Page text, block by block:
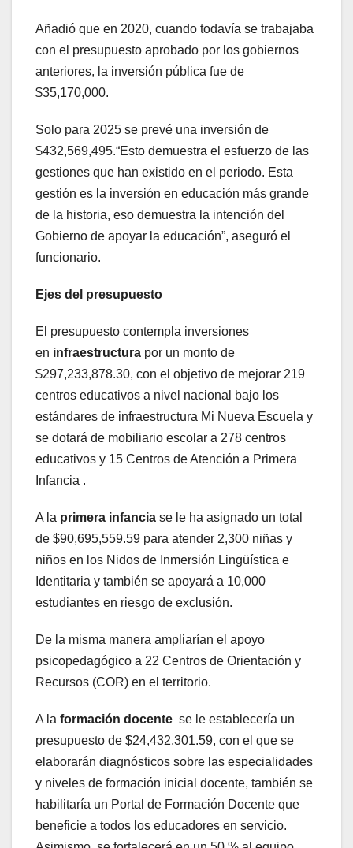
Añadió que en 2020, cuando todavía se trabajaba
con el presupuesto aprobado por los gobiernos
anteriores, la inversión pública fue de
$35,170,000.
Solo para 2025 se prevé una inversión de
$432,569,495.“Esto demuestra el esfuerzo de las
gestiones que han existido en el periodo. Esta
gestión es la inversión en educación más grande
de la historia, eso demuestra la intención del
Gobierno de apoyar la educación”, aseguró el
funcionario.
Ejes del presupuesto
El presupuesto contempla inversiones
en infraestructura por un monto de
$297,233,878.30, con el objetivo de mejorar 219
centros educativos a nivel nacional bajo los
estándares de infraestructura Mi Nueva Escuela y
se dotará de mobiliario escolar a 278 centros
educativos y 15 Centros de Atención a Primera
Infancia .
A la primera infancia se le ha asignado un total
de $90,695,559.59 para atender 2,300 niñas y
niños en los Nidos de Inmersión Lingüística e
Identitaria y también se apoyará a 10,000
estudiantes en riesgo de exclusión.
De la misma manera ampliarían el apoyo
psicopedagógico a 22 Centros de Orientación y
Recursos (COR) en el territorio.
A la formación docente se le establecería un
presupuesto de $24,432,301.59, con el que se
elaborarán diagnósticos sobre las especialidades
y niveles de formación inicial docente, también se
habilitaría un Portal de Formación Docente que
beneficie a todos los educadores en servicio.